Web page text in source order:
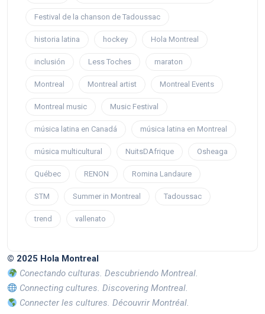
Festival de la chanson de Tadoussac
historia latina hockey Hola Montreal
inclusión Less Toches maraton
Montreal Montreal artist Montreal Events
Montreal music Music Festival
música latina en Canadá música latina en Montreal
música multicultural NuitsDAfrique Osheaga
Québec RENON Romina Landaure
STM Summer in Montreal Tadoussac
trend vallenato
© 2025 Hola Montreal
Conectando culturas. Descubriendo Montreal.
Connecting cultures. Discovering Montreal.
Connecter les cultures. Découvrir Montréal.